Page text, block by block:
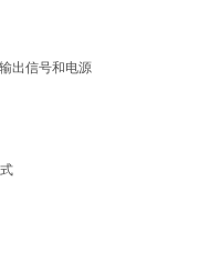
出信号和电源